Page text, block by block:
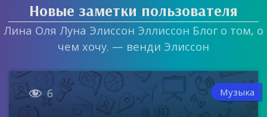
Новые заметки пользователя
Лина Оля Луна Элиссон Эллиссон Блог о том, о
чем хочу. — венди Элиссон
 6 Музыка